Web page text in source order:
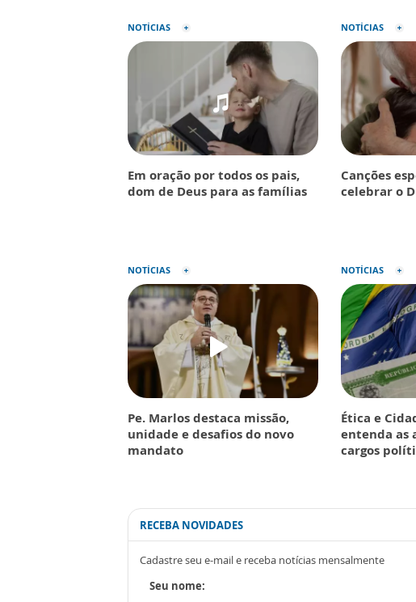
NOTÍCIAS
Em oração por todos os pais,
dom de Deus para as famílias
NOTÍCIAS
Canções
celebrar o
NOTÍCIAS
Pe. Marlos destaca missão,
unidade e desafios do novo
mandato
NOTÍCIAS
Ética e
entenda as
cargos
RECEBA NOVIDADES
Cadastre seu e-mail e receba notícias mensalmente
Seu nome: